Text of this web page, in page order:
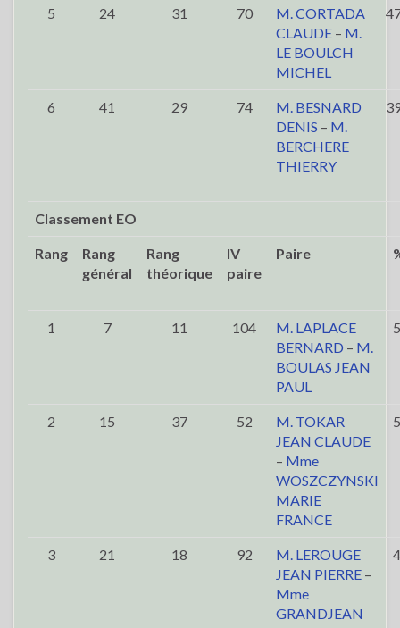
5 24 31 70
M. CORTADA
CLAUDE – M.
LE BOULCH
MICHEL
6 41 29 74
M. BESNARD
DENIS – M.
BERCHERE
THIERRY
Classement EO
Rang
Rang
général
Rang
théorique
IV
paire
Paire
1 7 11 104
M. LAPLACE
BERNARD – M.
BOULAS JEAN
PAUL
2 15 37 52
M. TOKAR
JEAN CLAUDE
– Mme
WOSZCZYNSKI
MARIE
FRANCE
3 21 18 92
M. LEROUGE
JEAN PIERRE –
Mme
GRANDJEAN